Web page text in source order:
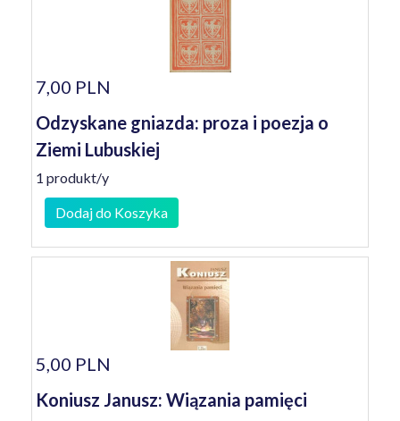
7,00 PLN
Odzyskane gniazda: proza i poezja o
Ziemi Lubuskiej
1 produkt/y
Dodaj do Koszyka
5,00 PLN
Koniusz Janusz: Wiązania pamięci